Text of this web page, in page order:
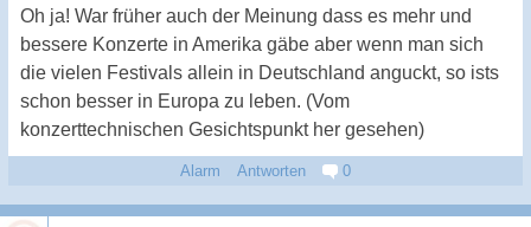
Oh ja! War früher auch der Meinung dass es mehr und
bessere Konzerte in Amerika gäbe aber wenn man sich
die vielen Festivals allein in Deutschland anguckt, so ists
schon besser in Europa zu leben. (Vom
konzerttechnischen Gesichtspunkt her gesehen)
Alarm Antworten 0